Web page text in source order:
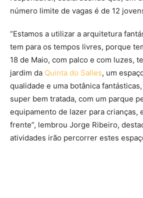
número limite de vagas é de 12
“Estamos a utilizar a arquitetura
tem para os tempos livres, porque
18 de Maio, com palco e com luzes,
jardim da Quinta do Salles, um
qualidade e uma botânica
super bem tratada, com um parque
equipamento de lazer para crianças,
frente”, lembrou Jorge Ribeiro,
atividades irão percorrer estes